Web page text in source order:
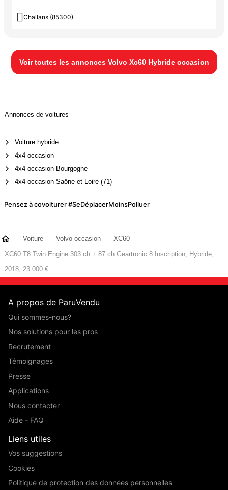
 Challans (85300)
Voir toutes les annonces Volvo Xc60 Hybride occasion
Annonces de voitures
Voiture hybride
4x4 occasion
4x4 occasion Bourgogne
4x4 occasion Saône-et-Loire (71)
Pensez à covoiturer #SeDéplacerMoinsPolluer
Voiture Volvo occasion
XC60
XC60 T8 Twin Engine 303 ch + 87 ch Geartronic 8 Inscription, Hybride,
2018, 23 000 €
A propos de ParuVendu
Qui sommes-nous?
Nos solutions pour les pros
Recrutement
Témoignages
Presse
Applications
Nous contacter
Aide - FAQ
Liens utiles
Vos suggestions
Cookies
Politique de protection des données personnelles